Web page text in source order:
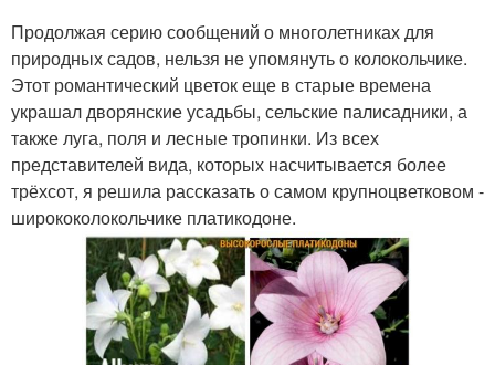
Продолжая серию сообщений о многолетниках для
природных садов, нельзя не упомянуть о колокольчике.
Этот романтический цветок еще в старые времена
украшал дворянские усадьбы, сельские палисадники, а
также луга, поля и лесные тропинки. Из всех
представителей вида, которых насчитывается более
трёхсот, я решила рассказать о самом крупноцветковом -
ширококолокольчике платикодоне.